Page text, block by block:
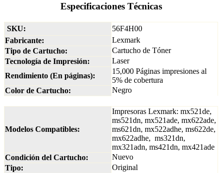
Especificaciones Técnicas
SKU:
56F4H00
Fabricante:
Lexmark
Tipo de Cartucho:
Cartucho de Tóner
Tecnología de Impresión:
Laser
Rendimiento (En páginas):
15,000 Páginas impresiones al
5% de cobertura
Color de Cartucho:
Negro
Modelos Compatibles:
Impresoras Lexmark: mx521de,
ms521dn, mx521ade, mx622ade,
ms621dn, mx522adhe, ms622de,
mx622adhe, ms321dn,
mx321adn, ms421dn, mx421ade
Condición del Cartucho:
Nuevo
Tipo:
Original